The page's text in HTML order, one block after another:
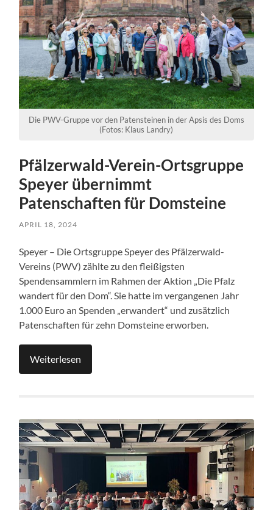
Die PWV-Gruppe vor den Patensteinen in der Apsis des Doms
(Fotos: Klaus Landry)
Pfälzerwald-Verein-Ortsgruppe
Speyer übernimmt
Patenschaften für Domsteine
APRIL 18, 2024
Speyer – Die Ortsgruppe Speyer des Pfälzerwald-
Vereins (PWV) zählte zu den fleißigsten
Spendensammlern im Rahmen der Aktion „Die Pfalz
wandert für den Dom“. Sie hatte im vergangenen Jahr
1.000 Euro an Spenden „erwandert“ und zusätzlich
Patenschaften für zehn Domsteine erworben.
Weiterlesen